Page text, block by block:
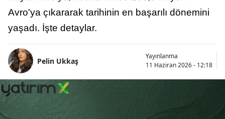
Avro'ya çıkararak tarihinin en başarılı dönemini
yaşadı. İşte detaylar.
Pelin Ukkaş
Yayınlanma
11 Haziran 2026 - 12:18